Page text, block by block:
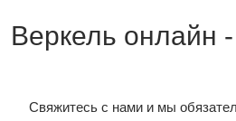
Веркель онлайн
Свяжитесь с нами и мы